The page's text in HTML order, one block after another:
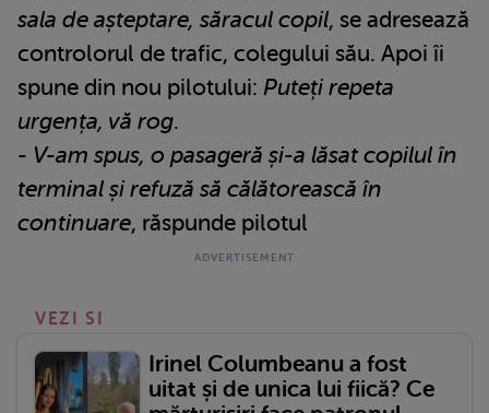
sala de așteptare, săracul copil, se adresează
controlorul de trafic, colegului său. Apoi îi
spune din nou pilotului: Puteți repeta
urgența, vă rog.
- V-am spus, o pasageră și-a lăsat copilul în
terminal și refuză să călătorească în
continuare, răspunde pilotul
VEZI SI
Irinel Columbeanu a fost
uitat și de unica lui fiică? Ce